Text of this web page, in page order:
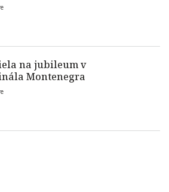
na jubileum v
Montenegra